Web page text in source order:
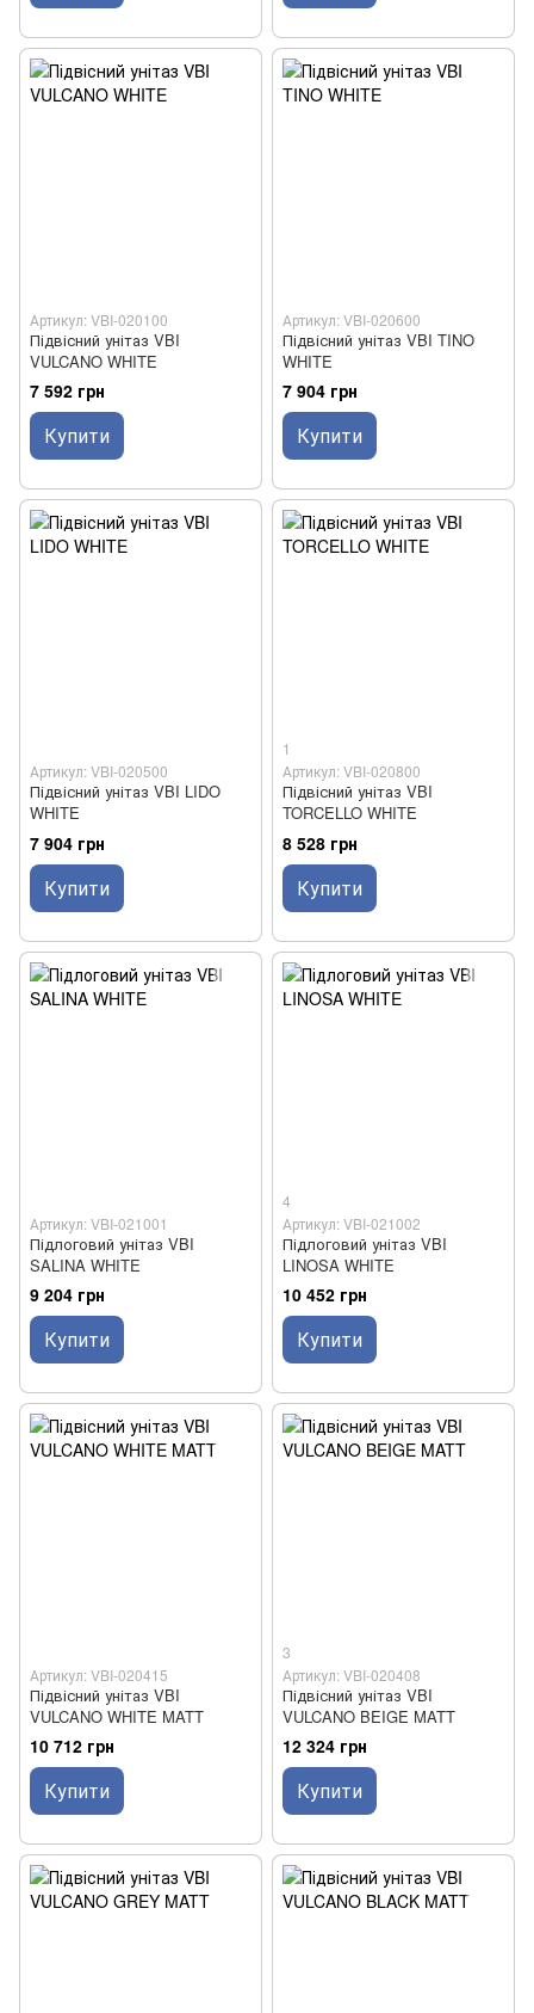
Артикул: VBI-020100
Підвісний унітаз VBI
VULCANO WHITE
7 592 грн
Купити
Артикул: VBI-020600
Підвісний унітаз VBI TINO
WHITE
7 904 грн
Купити
Артикул: VBI-020500
Підвісний унітаз VBI LIDO
WHITE
7 904 грн
Купити
1
Артикул: VBI-020800
Підвісний унітаз VBI
TORCELLO WHITE
8 528 грн
Купити
Артикул: VBI-021001
Підлоговий унітаз VBI
SALINA WHITE
9 204 грн
Купити
4
Артикул: VBI-021002
Підлоговий унітаз VBI
LINOSA WHITE
10 452 грн
Купити
Артикул: VBI-020415
Підвісний унітаз VBI
VULCANO WHITE MATT
10 712 грн
Купити
3
Артикул: VBI-020408
Підвісний унітаз VBI
VULCANO BEIGE MATT
12 324 грн
Купити